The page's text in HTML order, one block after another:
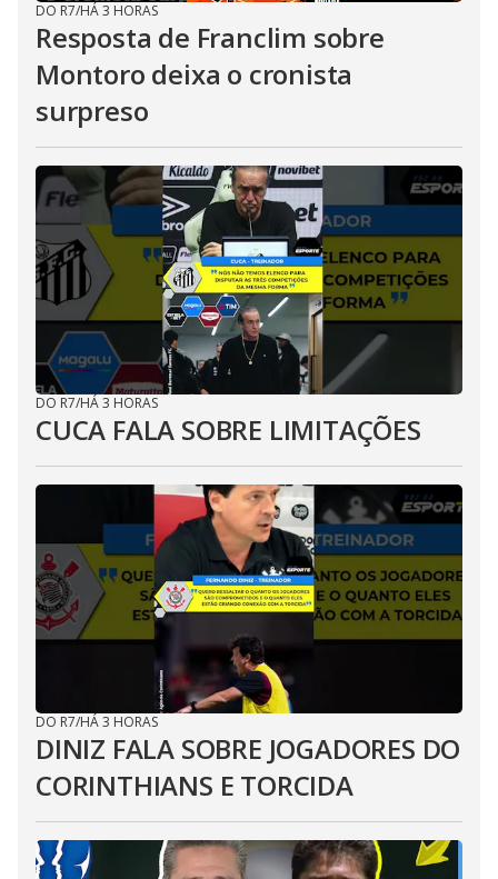
DO R7/HÁ 3 HORAS
Resposta de Franclim sobre
Montoro deixa o cronista
surpreso
DO R7/HÁ 3 HORAS
CUCA FALA SOBRE LIMITAÇÕES
DO R7/HÁ 3 HORAS
DINIZ FALA SOBRE JOGADORES DO
CORINTHIANS E TORCIDA